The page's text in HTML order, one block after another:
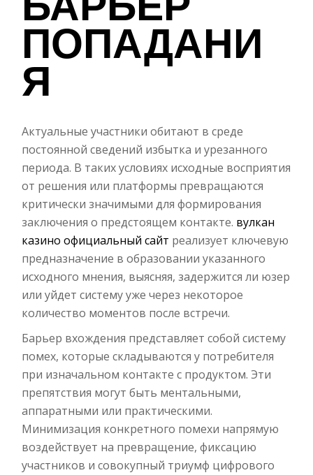
ПОПАДАНИ
Я
Актуальные участники обитают в среде
постоянной сведений избытка и урезанного
периода. В таких условиях исходные восприятия
от решения или платформы превращаются
критически значимыми для формирования
заключения о предстоящем контакте. вулкан
казино официальный сайт реализует ключевую
предназначение в образовании указанного
исходного мнения, выясняя, задержится ли юзер
или уйдет систему уже через некоторое
количество моментов после встречи.
Барьер вхождения представляет собой систему
помех, которые складываются у потребителя
при изначальном контакте с продуктом. Эти
препятствия могут быть ментальными,
аппаратными или практическими.
Минимизация конкретного помехи напрямую
воздействует на превращение, фиксацию
участников и совокупный триумф цифрового